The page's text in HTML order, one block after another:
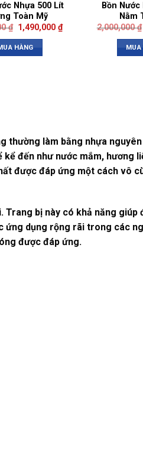
Nhựa 500 Lít
Toàn Mỹ
₫ 1,490,000₫
HÀNG
Bồn
Nằm
2,000,000₫
MUA
thường làm bằng nhựa
kể đến như nước mắm, hương
được đáp ứng một cách vô
bị này có khả năng giúp
ứng dụng rộng rãi trong các
được đáp ứng.